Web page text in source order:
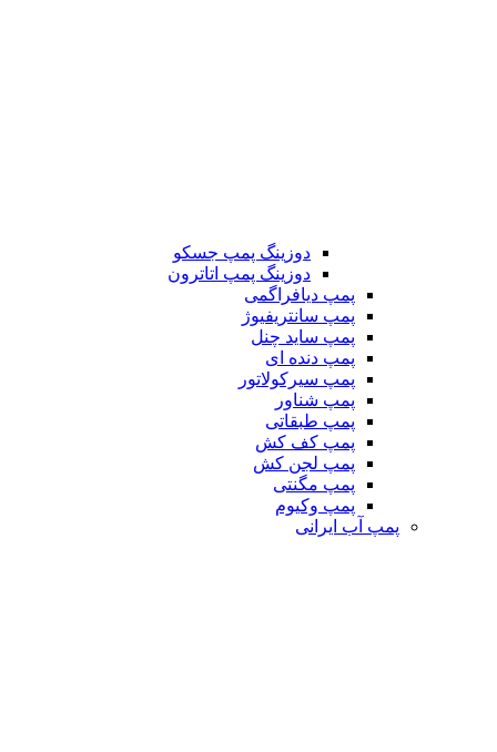
دوزینگ پمپ جسکو
دوزینگ پمپ اتاترون
پمپ دیافراگمی
پمپ سانتریفیوژ
پمپ ساید چنل
پمپ دنده ای
پمپ سیرکولاتور
پمپ شناور
پمپ طبقاتی
پمپ کف کش
پمپ لجن کش
پمپ مگنتی
پمپ وکیوم
پمپ آب ایرانی